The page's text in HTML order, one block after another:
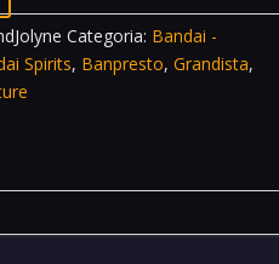
Categoria: Bandai -
Spirits, Banpresto,Grandista,